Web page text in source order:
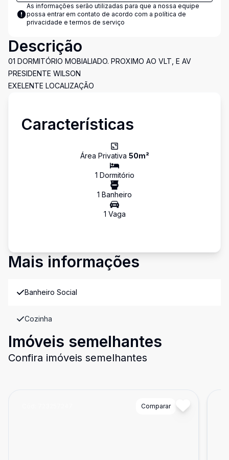
As informações serão utilizadas para que a nossa equipe
possa entrar em contato de acordo com a política de
privacidade e termos de serviço
Descrição
01 DORMITÓRIO MOBIALIADO. PROXIMO AO VLT, E AV
PRESIDENTE WILSON
EXELENTE LOCALIZAÇÃO
Características
Área Privativa 50m²
1 Dormitório
1 Banheiro
1 Vaga
Mais informações
Banheiro Social
Cozinha
Imóveis semelhantes
Confira imóveis semelhantes
Comparar